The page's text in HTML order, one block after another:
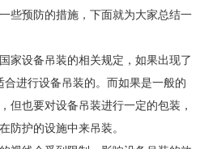
些预防的措施，下面就为大家总结一
家设备吊装的相关规定，如果出现了
进行设备吊装的。而如果是一般的
但也要对设备吊装进行一定的包装，
防护的设施中来吊装。